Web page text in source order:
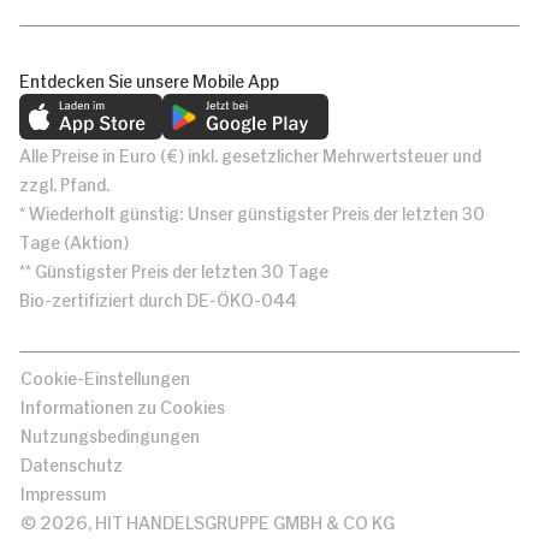
Entdecken Sie unsere Mobile App
Alle Preise in Euro (€) inkl. gesetzlicher Mehrwertsteuer und
zzgl. Pfand.
* Wiederholt günstig: Unser günstigster Preis der letzten 30
Tage (Aktion)
** Günstigster Preis der letzten 30 Tage
Bio-zertifiziert durch DE-ÖKO-044
Cookie-Einstellungen
Informationen zu Cookies
Nutzungsbedingungen
Datenschutz
Impressum
© 2026, HIT HANDELSGRUPPE GMBH & CO KG